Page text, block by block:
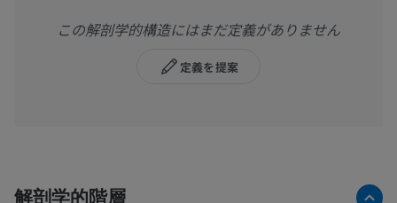
この解剖学的構造にはまだ定義がありません
定義を提案
解剖学的階層